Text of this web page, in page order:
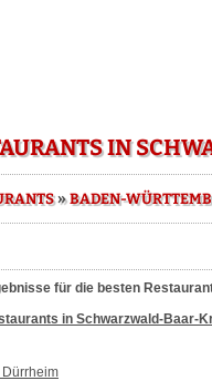
IN
»BADEN-
für die besten
in Schwarzwald-Baar-
Dürrheim